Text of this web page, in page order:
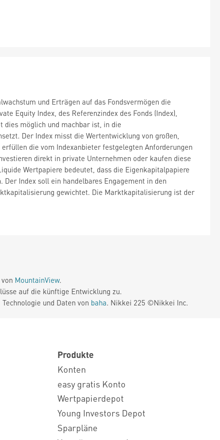
und Erträgen auf das Fondsvermögen die
Equity Index, des Referenzindex des Fonds (Index),
dies möglich und machbar ist, in die
Der Index misst die Wertentwicklung von großen,
die vom Indexanbieter festgelegten Anforderungen
direkt in private Unternehmen oder kaufen diese
Wertpapiere bedeutet, dass die Eigenkapitalpapiere
Index soll ein handelbares Engagement in den
gewichtet. Die Marktkapitalisierung ist der
MountainView.
auf die künftige Entwicklung zu.
und Daten von baha. Nikkei 225 ©Nikkei Inc.
Produkte
Konten
easy gratis Konto
Wertpapierdepot
Young Investors Depot
Sparpläne